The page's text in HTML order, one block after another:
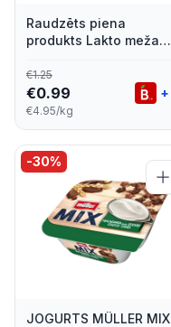
Raudzēts piena
produkts Lakto meža
200g
€1.25
€0.99
€4.95/kg
+
-30%
JOGURTS MÜLLER MIX